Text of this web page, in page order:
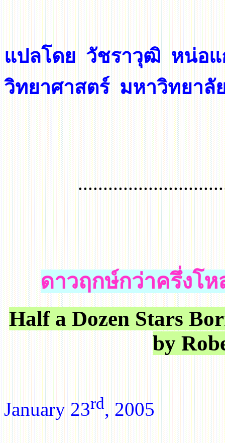
แปลโดยวัชราวุฒิ หน่อ
วิทยาศาสตร์ มหาวิทยาลั
ดาวฤกษ์กว่าครึ่งโห
Half a Dozen Stars
by
January23rd, 2005